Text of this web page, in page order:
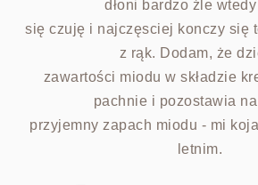
dłoni bardzo źle
się czuję i najczęsciej konczy się
z rąk. Dodam, że
zawartości miodu w składzie
pachnie i pozostawia
przyjemny zapach miodu - mi
letnim.